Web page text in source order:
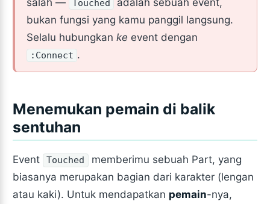
Touched
bukan fungsi yang kamu panggil langsung.
Selalu hubungkan ke event dengan
:Connect .
Menemukan pemain di balik
sentuhan
Event Touched
memberimu sebuah Part, yang
biasanya merupakan bagian dari karakter (lengan
atau kaki). Untuk mendapatkan pemain-nya,